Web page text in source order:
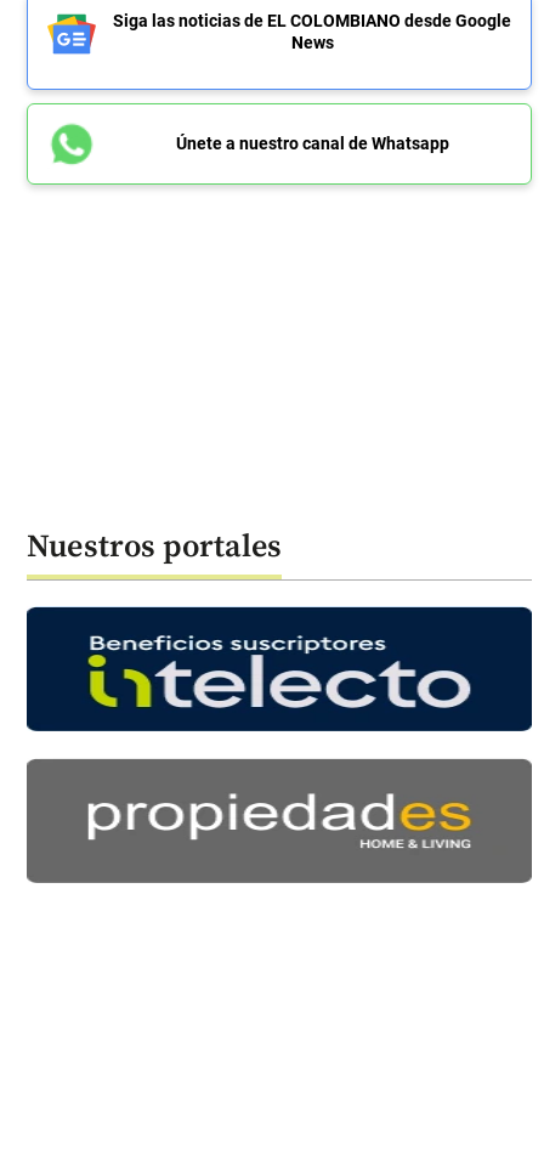
Siga las noticias de EL COLOMBIANO desde Google
News
Únete a nuestro canal de Whatsapp
Nuestros portales